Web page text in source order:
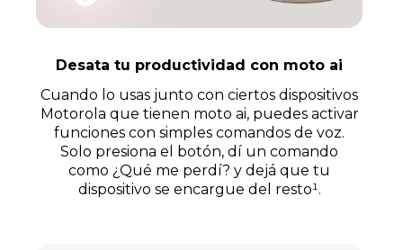
Desata tu productividad con moto ai
Cuando lo usas junto con ciertos dispositivos
Motorola que tienen moto ai, puedes activar
funciones con simples comandos de voz.
Solo presiona el botón, dí un comando
como ¿Qué me perdí? y dejá que tu
dispositivo se encargue del resto¹.